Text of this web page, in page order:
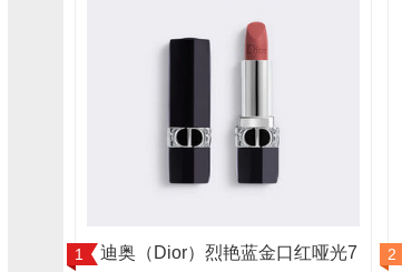
迪奥（Dior）烈艳蓝金口红哑光7